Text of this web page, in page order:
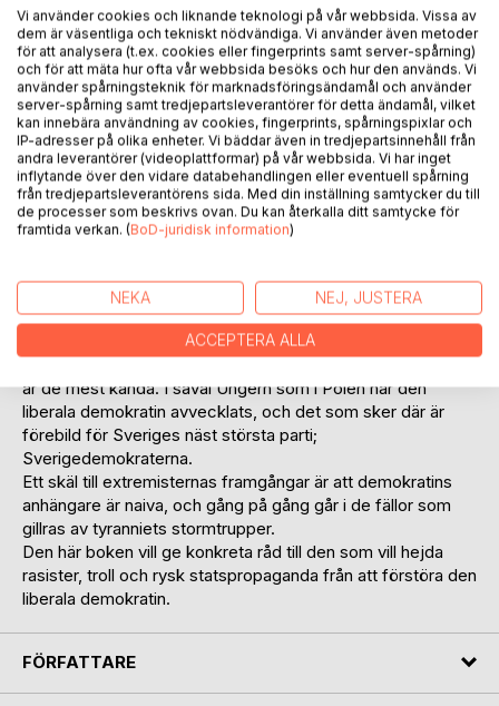
Lägg till i kom-ihåglista
Recensera titel
BESKRIVNING
vilka ambitioner den ryska statsledningen har; men även
tidigare har Ryssland stärkt högerextremism och påverkat
val och folkomröstningar runtom i världen. Valet av Trump
som president i USA och Brexit-omröstningen, båda 2016
är de mest kända. I såväl Ungern som i Polen har den
liberala demokratin avvecklats, och det som sker där är
förebild för Sveriges näst största parti;
Sverigedemokraterna.
Ett skäl till extremisternas framgångar är att demokratins
anhängare är naiva, och gång på gång går i de fällor som
gillras av tyranniets stormtrupper.
Den här boken vill ge konkreta råd till den som vill hejda
rasister, troll och rysk statspropaganda från att förstöra den
liberala demokratin.
FÖRFATTARE
Vi använder cookies och liknande teknologi på vår webbsida. Vissa av
dem är väsentliga och tekniskt nödvändiga. Vi använder även metoder
för att analysera (t.ex. cookies eller fingerprints samt server-spårning)
och för att mäta hur ofta vår webbsida besöks och hur den används. Vi
använder spårningsteknik för marknadsföringsändamål och använder
server-spårning samt tredjepartsleverantörer för detta ändamål, vilket
kan innebära användning av cookies, fingerprints, spårningspixlar och
IP-adresser på olika enheter. Vi bäddar även in tredjepartsinnehåll från
andra leverantörer (videoplattformar) på vår webbsida. Vi har inget
inflytande över den vidare databehandlingen eller eventuell spårning
från tredjepartsleverantörens sida. Med din inställning samtycker du till
de processer som beskrivs ovan. Du kan återkalla ditt samtycke för
framtida verkan. (BoD-juridisk information)
NEKA NEJ, JUSTERA
ACCEPTERA ALLA